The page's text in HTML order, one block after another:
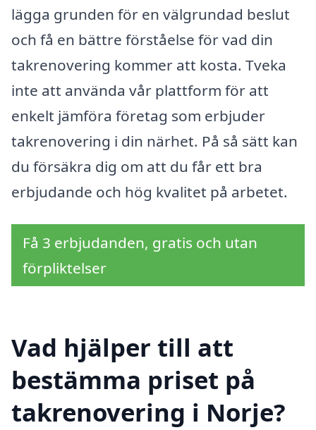
lägga grunden för en välgrundad beslut
och få en bättre förståelse för vad din
takrenovering kommer att kosta. Tveka
inte att använda vår plattform för att
enkelt jämföra företag som erbjuder
takrenovering i din närhet. På så sätt kan
du försäkra dig om att du får ett bra
erbjudande och hög kvalitet på arbetet.
Få 3 erbjudanden, gratis och utan
förpliktelser
Vad hjälper till att
bestämma priset på
takrenovering i Norje?